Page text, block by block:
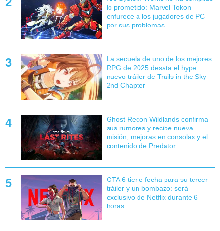
lo prometido: Marvel Tokon
enfurece a los jugadores de PC
por sus problemas
La secuela de uno de los mejores
RPG de 2025 desata el hype:
nuevo tráiler de Trails in the Sky
2nd Chapter
Ghost Recon Wildlands confirma
sus rumores y recibe nueva
misión, mejoras en consolas y el
contenido de Predator
GTA 6 tiene fecha para su tercer
tráiler y un bombazo: será
exclusivo de Netflix durante 6
horas